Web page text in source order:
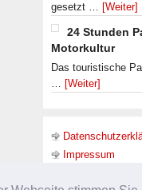
gesetzt … [Weiter]
24 Stunden
Motorkultur
Das touristische
… [Weiter]
Impressum